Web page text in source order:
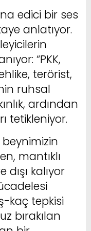
edici bir ses
anlatıyor.
“PKK,
terörist,
ruhsal
ardından
tetikleniyor.
mantıklı
kalıyor
kaç tepkisi
bırakılan